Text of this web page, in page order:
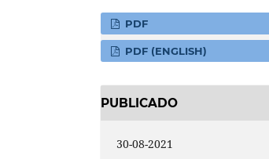
PDF
PDF (ENGLISH)
PUBLICADO
30-08-2021